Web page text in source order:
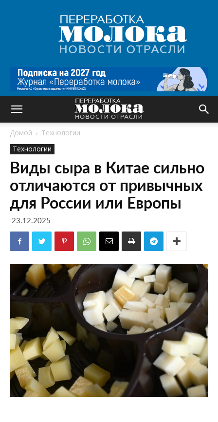
Переработка
молока
|
Новости
Домой
Технологии
Технологии
Виды сыра в Китае сильно
отличаются от привычных
для России или Европы
23.12.2025